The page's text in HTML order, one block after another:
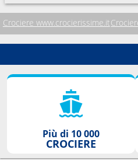
Crociere www.crocierissime.it
Più di 10 000
CROCIERE